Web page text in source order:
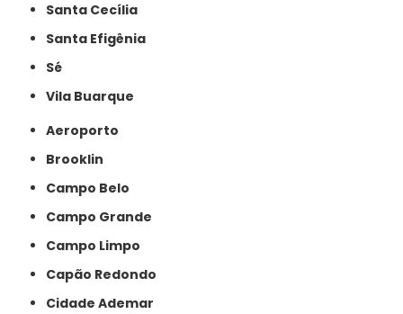
Santa Cecília
Santa Efigênia
Sé
Vila Buarque
Aeroporto
Brooklin
Campo Belo
Campo Grande
Campo Limpo
Capão Redondo
Cidade Ademar